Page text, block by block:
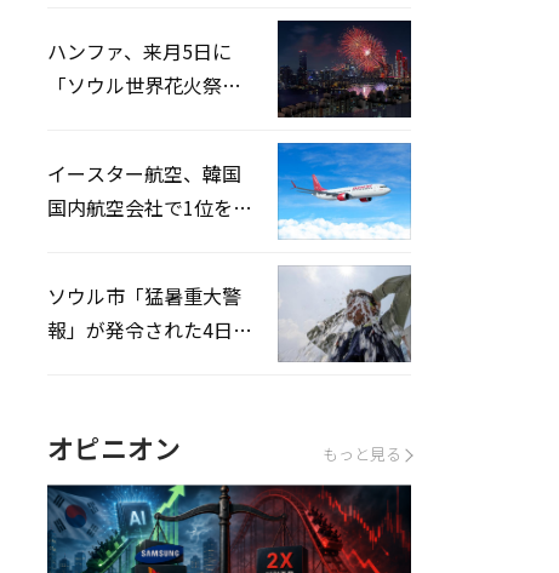
ハンファ、来月5日に
「ソウル世界花火祭り
イースター航空、韓国
国内航空会社で1位を記
ソウル市「猛暑重大警
報」が発令された4日、
オピニオン もっと見る